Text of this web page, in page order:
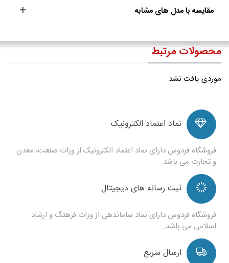
مقایسه با مدل های مشابه
محصولات مرتبط
موردی یافت نشد
نماد اعتماد الکترونیک
فروشگاه فردوس دارای نماد اعتماد الکترونیک از وزات صنعت، معدن
و تجارت می باشد.
ثبت رسانه های دیجیتال
فروشگاه فردوس دارای نماد ساماندهی از وزات فرهتگ و ارشاد
اسلامی می باشد.
ارسال سریع